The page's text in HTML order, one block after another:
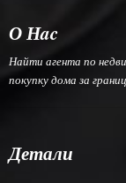
О Нac
Найти агента по
покупку дома за
Детали